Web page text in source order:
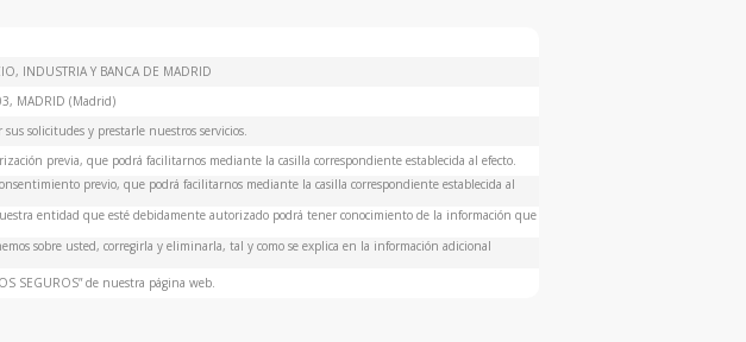
INDUSTRIA Y BANCA DE MADRID
MADRID (Madrid)
solicitudes y prestarle nuestros servicios.
previa, que podrá facilitarnos mediante la casilla correspondiente establecida al efecto.
previo, que podrá facilitarnos mediante la casilla correspondiente establecida al
entidad que esté debidamente autorizado podrá tener conocimiento de la información que
sobre usted, corregirla y eliminarla, tal y como se explica en la información adicional
SEGUROS” de nuestra página web.